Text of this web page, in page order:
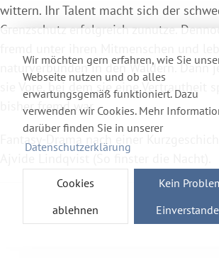
Wir möchten gern erfahren, wie Sie
Webseite nutzen und ob alles
erwartungsgemäß funktioniert. Dazu
verwenden wir Cookies. Mehr
darüber finden Sie in unserer
Datenschutzerklärung
Cookies
ablehnen
Kein
wittern. Ihr Talent macht sich der
Grenzschutz erfolgreich zunutze.
fremd unter ihren Mitmenschen und
naturverbunden in den Wäldern. Dann
sie Vore, bei dem sie eine Vertrautheit
bisher fremd war.
Fantasy-Drama nach einer
Ajvide Lindqvist (So finster die Nacht).